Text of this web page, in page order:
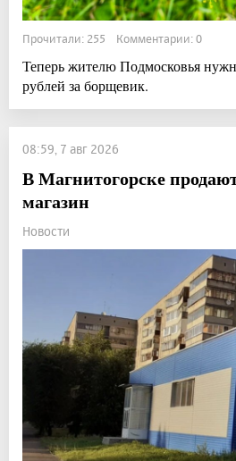
Прочитали: 255 Комментарии: 0
Теперь жителю Подмосковья
рублей за борщевик.
08:59, 7 авг 2026
В Магнитогорске
магазин
Новости